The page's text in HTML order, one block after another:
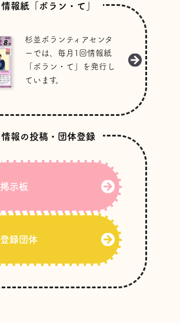
情報紙「ボラン・て」
杉並ボランティアセンタ
ーでは、毎月1回情報紙
「ボラン・て」を発行し
ています。
情報の投稿・団体登録
掲示板
登録団体